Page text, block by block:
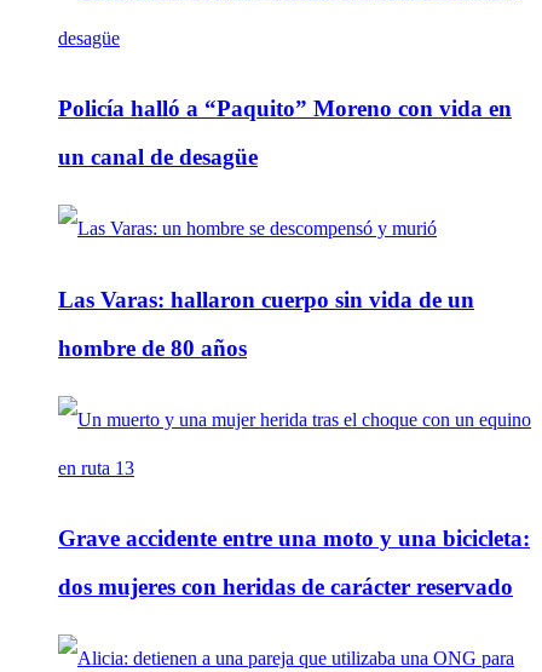
Policía halló a “Paquito” Moreno con vida en
un canal de desagüe
Las Varas: hallaron cuerpo sin vida de un
hombre de 80 años
Grave accidente entre una moto y una bicicleta:
dos mujeres con heridas de carácter reservado